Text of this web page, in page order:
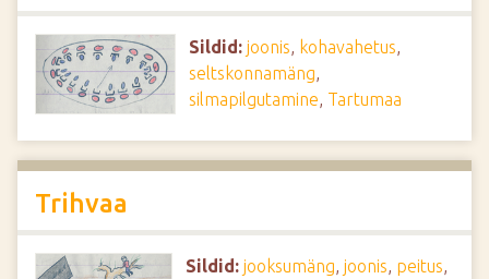
Sildid: joonis, kohavahetus,
seltskonnamäng,
silmapilgutamine, Tartumaa
Trihvaa
Sildid: jooksumäng,joonis, peitus,